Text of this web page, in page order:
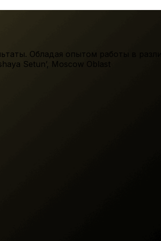
Обладая опытом работы в
Setun’, Moscow Oblast